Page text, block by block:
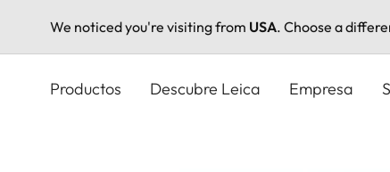
We noticed you're visiting from USA. Choose a
Productos Descubre Leica Empresa